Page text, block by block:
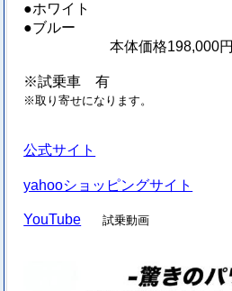
●ホワイト
●ブルー
本体価格198,000円
※試乗車 有
※取り寄せになります。
公式サイト
yahooショッピングサイト
YouTube 試乗動画